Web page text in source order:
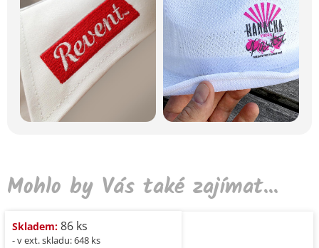
Mohlo by Vás také zajímat...
Skladem: 86 ks
- v ext. skladu: 648 ks